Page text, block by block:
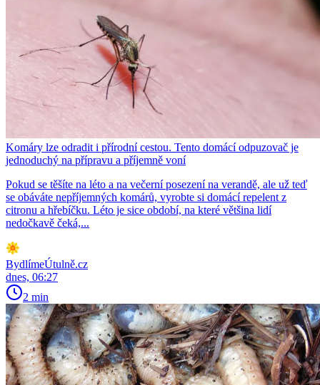
Komáry lze odradit i přírodní cestou. Tento domácí odpuzovač je
jednoduchý na přípravu a příjemně voní
Pokud se těšíte na léto a na večerní posezení na verandě, ale už teď
se obáváte nepříjemných komárů, vyrobte si domácí repelent z
citronu a hřebíčku. Léto je sice období, na které většina lidí
nedočkavě čeká,...
BydlímeÚtulně.cz
dnes, 06:27
2 min